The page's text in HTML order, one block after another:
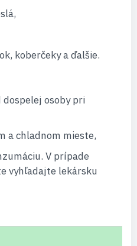
koberčeky a ďalšie.
dospelej osoby pri
a chladnom mieste,
V prípade
vyhľadajte lekársku